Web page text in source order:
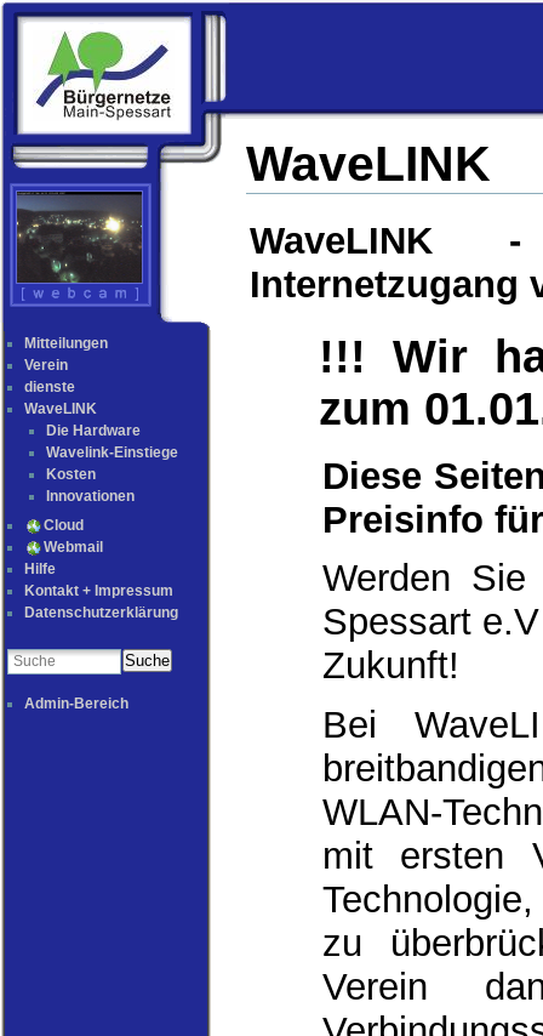
WaveLINK
WaveLINK
Internetzugang
!!! Wir
zum
Diese
Preisinfo
Werden
Spessart
Zukunft!
Bei
WLAN-
mit ersten
zu
Verein
Mitteilungen
Verein
dienste
WaveLINK
Die Hardware
Wavelink-Einstiege
Kosten
Innovationen
Cloud
Webmail
Hilfe
Kontakt + Impressum
Datenschutzerklärung
Suche
Admin-Bereich